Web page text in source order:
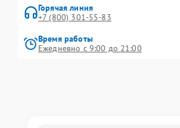
Горячая линия
+7 (800) 301-55-83
Время работы
Ежедневно с 9:00 до 21:00